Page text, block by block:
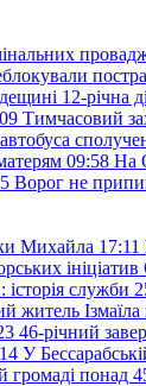
12-річна
Тимчасовий
09:58 На
Ворог не
Михайла 17:11
історія
житель
46-річний
У
громаді понад